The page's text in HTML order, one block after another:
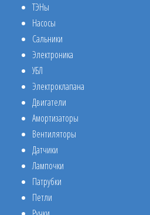
ТЭНы
Насосы
Сальники
Электроника
УБЛ
Электроклапана
Двигатели
Амортизаторы
Вентиляторы
Датчики
Лампочки
Патрубки
Петли